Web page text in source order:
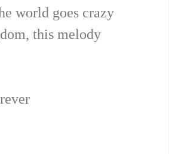
world goes crazy
this melody